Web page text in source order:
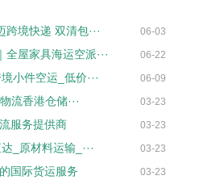
境快递 双清包··· 06-03
屋家具海运空派··· 06-22
小件空运_低价··· 06-09
流香港仓储··· 03-23
服务提供商 03-23
_原材料运输_··· 03-23
国际货运服务 03-23